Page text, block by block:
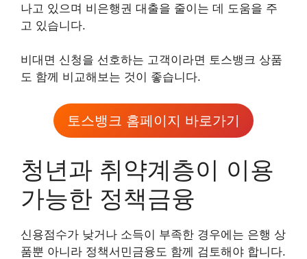
나고 있으며 비은행권 대출을 줄이는 데 도움을 주
고 있습니다.
비대면 신청을 선호하는 고객이라면 토스뱅크 상품
도 함께 비교해보는 것이 좋습니다.
토스뱅크 홈페이지 바로가기
청년과 취약계층이 이용
가능한 정책금융
신용점수가 낮거나 소득이 부족한 경우에는 은행 상
품뿐 아니라 정책서민금융도 함께 검토해야 합니다.